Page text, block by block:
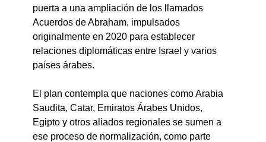
puerta a una ampliación de los llamados
Acuerdos de Abraham, impulsados
originalmente en 2020 para establecer
relaciones diplomáticas entre Israel y varios
países árabes.
El plan contempla que naciones como Arabia
Saudita, Catar, Emiratos Árabes Unidos,
Egipto y otros aliados regionales se sumen a
ese proceso de normalización, como parte